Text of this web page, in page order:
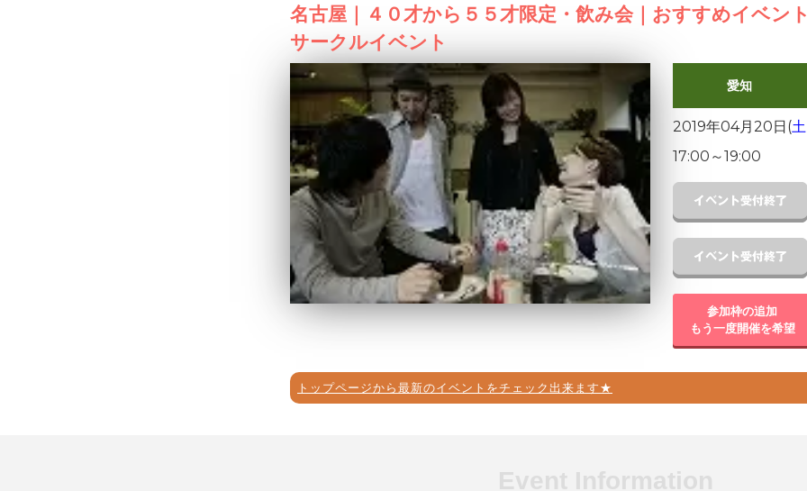
名古屋｜４０才から５５才限定・飲み会｜おすすめイベン
サークルイベント
愛知
2019年04月20日(土
17:00 ～19:00
参加枠の追加
もう一度開催を希望
トップページから最新のイベントをチェック出来ます★